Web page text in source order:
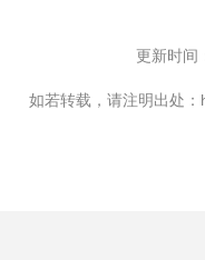
更新时间
如若转载，请注明出处